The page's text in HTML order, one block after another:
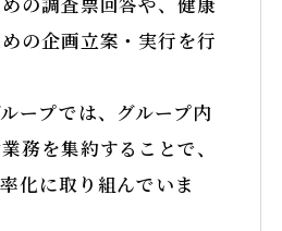
の企画立案・実行を行
ープでは、グループ内
務を集約することで、
化に取り組んでいま